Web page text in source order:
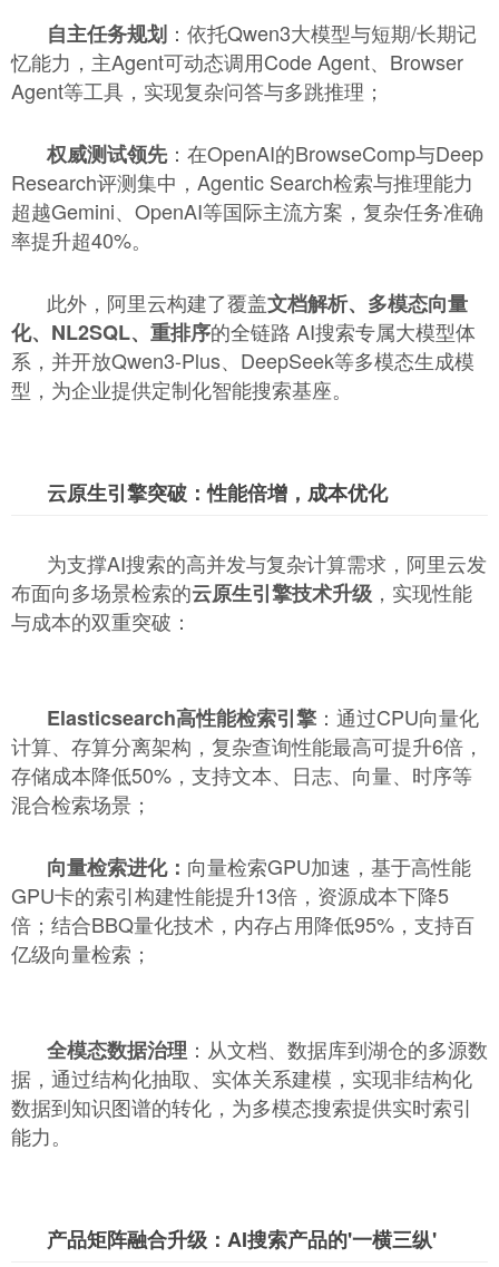
自主任务规划 ：依托Qwen3大模型与短期/长期记
忆能力，主Agent可动态调用Code Agent、Browser
Agent等工具，实现复杂问答与多跳推理；
权威测试领先：在OpenAI的BrowseComp与Deep
Research评测集中，Agentic Search检索与推理能力
超越Gemini、OpenAI等国际主流方案，复杂任务准确
率提升超40%。
此外，阿里云构建了覆盖文档解析、多模态向量
化、NL2SQL、重排序的全链路 AI搜索专属大模型体
系，并开放Qwen3-Plus、DeepSeek等多模态生成模
型，为企业提供定制化智能搜索基座。
云原生引擎突破：性能倍增，成本优化
为支撑AI搜索的高并发与复杂计算需求，阿里云发
布面向多场景检索的云原生引擎技术升级 ，实现性能
与成本的双重突破：
Elasticsearch高性能检索引擎 ：通过CPU向量化
计算、存算分离架构，复杂查询性能最高可提升6倍，
存储成本降低50%，支持文本、日志、向量、时序等
混合检索场景；
向量检索进化： 向量检索GPU加速，基于高性能
GPU卡的索引构建性能提升13倍，资源成本下降5
倍；结合BBQ量化技术，内存占用降低95%，支持百
亿级向量检索；
全模态数据治理 ：从文档、数据库到湖仓的多源数
据，通过结构化抽取、实体关系建模，实现非结构化
数据到知识图谱的转化，为多模态搜索提供实时索引
能力。
产品矩阵融合升级：AI搜索产品的'一横三纵'